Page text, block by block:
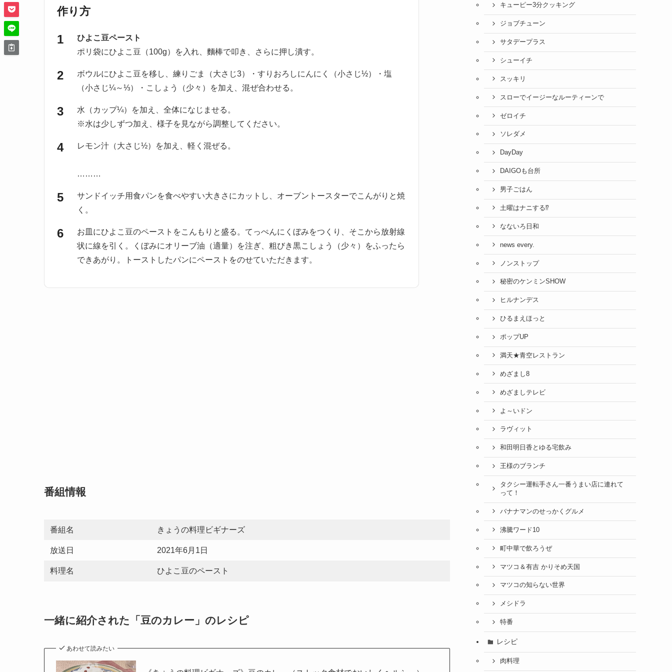
作り方
ひよこ豆ペースト
ポリ袋にひよこ豆（100g）を入れ、麵棒で叩き、さらに押し潰す。
ボウルにひよこ豆を移し、練りごま（大さじ3）・すりおろしにんにく（小さじ½）・塩
（小さじ¼～⅓）・こしょう（少々）を加え、混ぜ合わせる。
水（カップ¼）を加え、全体になじませる。
※水は少しずつ加え、様子を見ながら調整してください。
レモン汁（大さじ½）を加え、軽く混ぜる。
………
サンドイッチ用食パンを食べやすい大きさにカットし、オーブントースターでこんがりと焼
く。
お皿にひよこ豆のペーストをこんもりと盛る。てっぺんにくぼみをつくり、そこから放射線
状に線を引く。くぼみにオリーブ油（適量）を注ぎ、粗びき黒こしょう（少々）をふったら
できあがり。トーストしたパンにペーストをのせていただきます。
番組情報
番組名 きょうの料理ビギナーズ
放送日 2021年6月1日
料理名 ひよこ豆のペースト
一緒に紹介された「豆のカレー」のレシピ
あわせて読みたい
キューピー3分クッキング
ジョブチューン
サタデープラス
シューイチ
スッキリ
スローでイージーなルーティーンで
ゼロイチ
ソレダメ
DayDay
DAIGOも台所
男子ごはん
土曜はナニする⁉
なないろ日和
news every.
ノンストップ
秘密のケンミンSHOW
ヒルナンデス
ひるまえほっと
ポップUP
満天★青空レストラン
めざまし8
めざましテレビ
よ～いドン
ラヴィット
和田明日香とゆる宅飲み
王様のブランチ
タクシー運転手さん一番うまい店に連れて
って！
バナナマンのせっかくグルメ
沸騰ワード10
町中華で飲ろうぜ
マツコ＆有吉 かりそめ天国
マツコの知らない世界
メシドラ
特番
レシピ
肉料理